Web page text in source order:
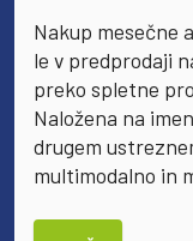
Nakup mesečne
le v predprodaji
preko spletne
Naložena na
drugem
multimodalno in